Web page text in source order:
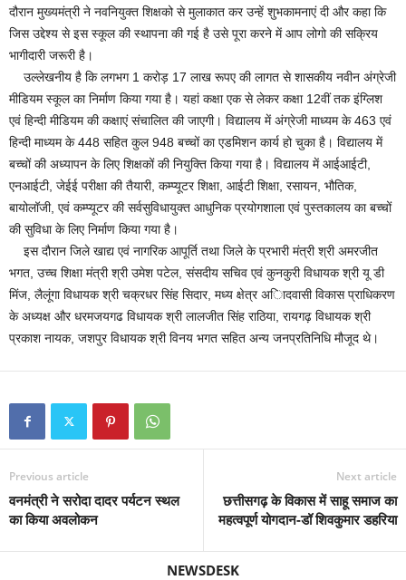
दौरान मुख्यमंत्री ने नवनियुक्त शिक्षको से मुलाकात कर उन्हें शुभकामनाएं दी और कहा कि
जिस उद्देश्य से इस स्कूल की स्थापना की गई है उसे पूरा करने में आप लोगो की सक्रिय
भागीदारी जरूरी है।
उल्लेखनीय है कि लगभग 1 करोड़ 17 लाख रूपए की लागत से शासकीय नवीन अंग्रेजी
मीडियम स्कूल का निर्माण किया गया है। यहां कक्षा एक से लेकर कक्षा 12वीं तक इंग्लिश
एवं हिन्दी मीडियम की कक्षाएं संचालित की जाएगी। विद्यालय में अंग्रेजी माध्यम के 463 एवं
हिन्दी माध्यम के 448 सहित कुल 948 बच्चों का एडमिशन कार्य हो चुका है। विद्यालय में
बच्चों की अध्यापन के लिए शिक्षकों की नियुक्ति किया गया है। विद्यालय में आईआईटी,
एनआईटी, जेईई परीक्षा की तैयारी, कम्प्यूटर शिक्षा, आईटी शिक्षा, रसायन, भौतिक,
बायोलॉजी, एवं कम्प्यूटर की सर्वसुविधायुक्त आधुनिक प्रयोगशाला एवं पुस्तकालय का बच्चों
की सुविधा के लिए निर्माण किया गया है।
इस दौरान जिले खाद्य एवं नागरिक आपूर्ति तथा जिले के प्रभारी मंत्री श्री अमरजीत
भगत, उच्च शिक्षा मंत्री श्री उमेश पटेल, संसदीय सचिव एवं कुनकुरी विधायक श्री यू डी
मिंज, लैलूंगा विधायक श्री चक्रधर सिंह सिदार, मध्य क्षेत्र अािदवासी विकास प्राधिकरण
के अध्यक्ष और धरमजयगढ विधायक श्री लालजीत सिंह राठिया, रायगढ़ विधायक श्री
प्रकाश नायक, जशपुर विधायक श्री विनय भगत सहित अन्य जनप्रतिनिधि मौजूद थे।
Previous article
वनमंत्री ने सरोदा दादर पर्यटन स्थल
का किया अवलोकन
Next article
छत्तीसगढ़ के विकास में साहू समाज का
महत्वपूर्ण योगदान-डॉ शिवकुमार डहरिया
NEWSDESK